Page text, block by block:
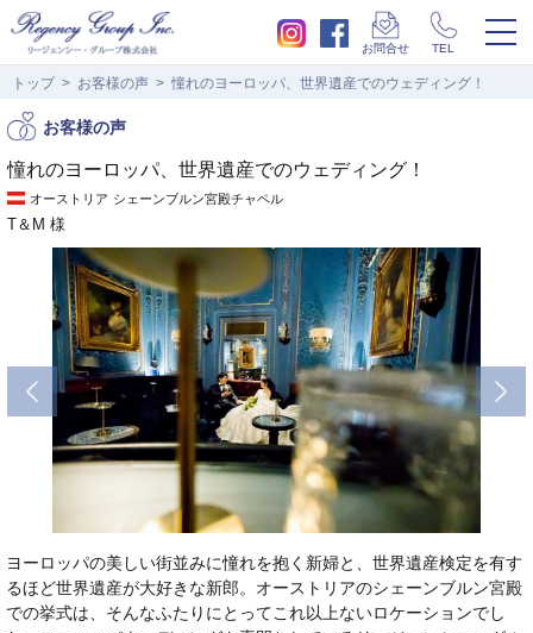
お問合せ TEL
トップ お客様の声 憧れのヨーロッパ、世界遺産でのウェディング！
お客様の声
憧れのヨーロッパ、世界遺産でのウェディング！
オーストリア シェーンブルン宮殿チャペル
T＆M 様
ヨーロッパの美しい街並みに憧れを抱く新婦と、世界遺産検定を有す
るほど世界遺産が大好きな新郎。オーストリアのシェーンブルン宮殿
での挙式は、そんなふたりにとってこれ以上ないロケーションでし